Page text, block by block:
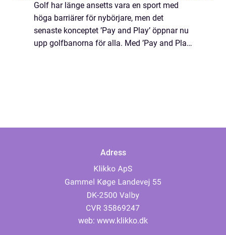
Golf har länge ansetts vara en sport med
höga barriärer för nybörjare, men det
senaste konceptet ’Pay and Play’ öppnar nu
upp golfbanorna för alla. Med ’Pay and Play’
Adress
web: www.klikko.dk